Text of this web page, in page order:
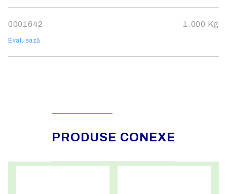
Noi vă vom contacta pentru finalizarea comenzii.
0001642 1.000 Kg
Evaluează
PRODUSE CONEXE